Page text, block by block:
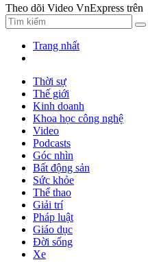
Theo dõi Video VnExpress trên
Trang nhất
Thời sự
Thế giới
Kinh doanh
Khoa học công nghệ
Video
Podcasts
Góc nhìn
Bất động sản
Sức khỏe
Thể thao
Giải trí
Pháp luật
Giáo dục
Đời sống
Xe